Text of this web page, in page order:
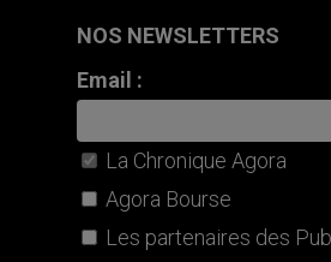
NOS NEWSLETTERS
Email :
La Chronique Agora
Agora Bourse
Les partenaires des